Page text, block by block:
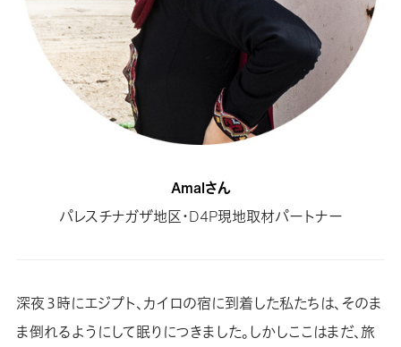
Amalさん
パレスチナガザ地区・D4P現地取材パートナー
深夜３時にエジプト、カイロの宿に到着した私たちは、そのま
ま倒れるようにして眠りにつきました。しかしここはまだ、旅